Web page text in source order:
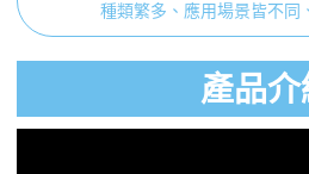
種類繁多、應用場景皆不同
產品介